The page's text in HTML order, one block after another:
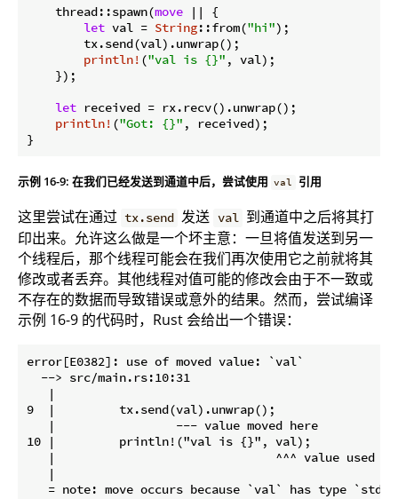
    thread::spawn(
move || {
let val = String::from("hi");
        tx.send(val).unwrap();
println! ("val is {}" , val);
    });
let received = rx.recv().unwrap();
println! ("Got: {}" , received);
}
示例 16-9: 在我们已经发送到通道中后，尝试使用 val 引用
这里尝试在通过 tx.send 发送 val 到通道中之后将其打
印出来。允许这么做是一个坏主意：一旦将值发送到另一
个线程后，那个线程可能会在我们再次使用它之前就将其
修改或者丢弃。其他线程对值可能的修改会由于不一致或
不存在的数据而导致错误或意外的结果。然而，尝试编译
示例 16-9 的代码时，Rust 会给出一个错误：
error[E0382]: use of moved value: `val`
  --> src/main.rs:10:31
   |
9  |         tx.send(val).unwrap();
   |                 --- value moved here
10 |         println!("val is {}", val);
|                               ^^^ value used
   |
= note: move occurs because `val` has type